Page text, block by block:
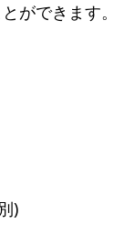
ができます。
)